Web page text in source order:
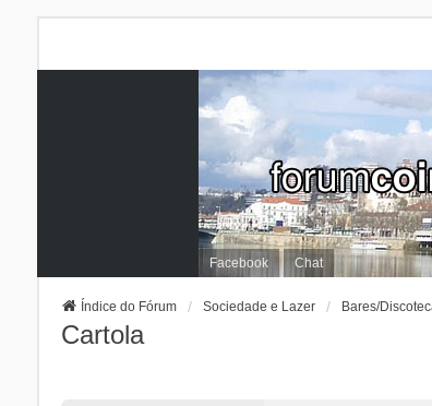
Facebook Chat
Índice do Fórum Sociedade e Lazer Bares/
Cartola